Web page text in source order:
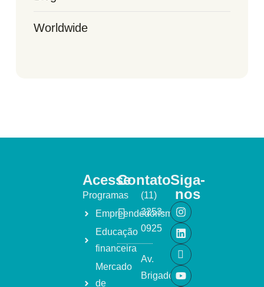
Worldwide
Acesse
Programas
Empreendedorismo
Educação
financeira
Mercado
de
Contato
(11)
3253-
0925
Av.
Brigadeiro
Siga-
nos